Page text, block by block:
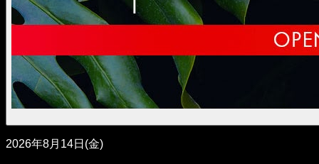
2026年8月14日(金)